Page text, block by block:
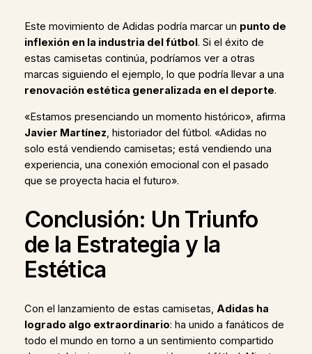
Este movimiento de Adidas podría marcar un punto de
inflexión en la industria del fútbol. Si el éxito de
estas camisetas continúa, podríamos ver a otras
marcas siguiendo el ejemplo, lo que podría llevar a una
renovación estética generalizada en el deporte.
«Estamos presenciando un momento histórico», afirma
Javier Martínez, historiador del fútbol. «Adidas no
solo está vendiendo camisetas; está vendiendo una
experiencia, una conexión emocional con el pasado
que se proyecta hacia el futuro».
Conclusión: Un Triunfo
de la Estrategia y la
Estética
Con el lanzamiento de estas camisetas, Adidas ha
logrado algo extraordinario: ha unido a fanáticos de
todo el mundo en torno a un sentimiento compartido